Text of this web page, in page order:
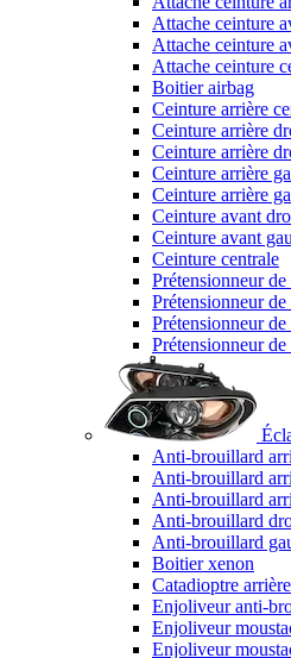
Attache ceinture
Attache ceinture
Attache ceinture
Boitier airbag
Ceinture arrière
Ceinture arrière
Ceinture arrière
Ceinture arrière
Ceinture arrière
Ceinture avant
Ceinture avant
Ceinture centrale
Prétensionneur
Prétensionneur
Prétensionneur
Prétensionneur
Anti-brouillard
Anti-brouillard
Anti-brouillard
Anti-brouillard
Anti-brouillard
Boitier xenon
Catadioptre
Enjoliveur anti-
Enjoliveur
Enjoliveur